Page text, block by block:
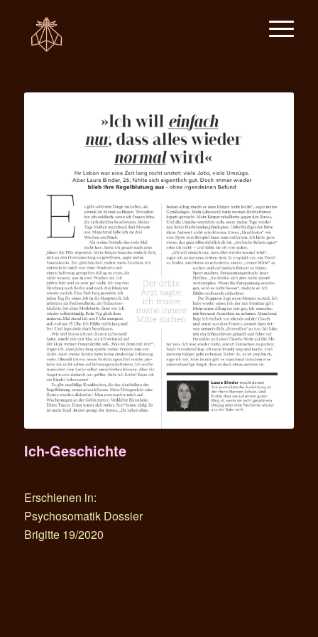
Ich-Geschichte
Erschienen in:
Psychosomatik Dossier
Brigitte 19/2020